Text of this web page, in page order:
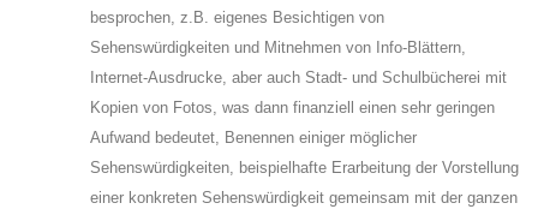
besprochen, z.B. eigenes Besichtigen von
Sehenswürdigkeiten und Mitnehmen von Info-Blättern,
Internet-Ausdrucke, aber auch Stadt- und Schulbücherei mit
Kopien von Fotos, was dann finanziell einen sehr geringen
Aufwand bedeutet, Benennen einiger möglicher
Sehenswürdigkeiten, beispielhafte Erarbeitung der Vorstellung
einer konkreten Sehenswürdigkeit gemeinsam mit der ganzen